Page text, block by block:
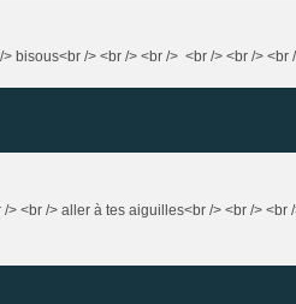
bisous<br /> <br /> <br /> <br /> <br /> <br
<br /> aller à tes aiguilles<br /> <br /> <br